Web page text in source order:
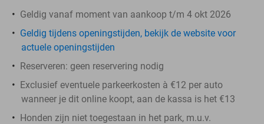
Geldig vanaf moment van aankoop t/m 4 okt 2026
Geldig tijdens openingstijden, bekijk de website voor
actuele openingstijden
Reserveren: geen reservering nodig
Exclusief eventuele parkeerkosten à €12 per auto
wanneer je dit online koopt, aan de kassa is het €13
Honden zijn niet toegestaan in het park, m.u.v.